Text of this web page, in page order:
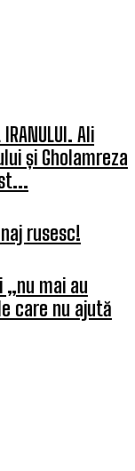
IRANULUI. Ali
și Gholamreza
rusesc!
„nu mai au
care nu ajută